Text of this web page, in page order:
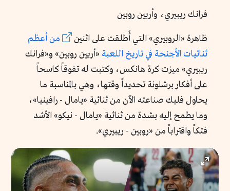
فرانك ريبيري، وأريين روبين
ظاهرة «الروبيري» التي أُطلقت على اثنين
من أعظم
ثنائيات الأجنحة في تاريخ اللعبة «أريين روبين» و«فرانك
ريبيري» ميزت كرة هانكس، وكتبت له تفوقاً كاسحاً
على أفكار برشلونة تحديداً وقتها، وهي بالمناسبة ما
يحاول فليك صناعته الآن من ثنائية «يامال - رافينيا»،
وما يطمح إليه بشدة من ثنائية «يامال - نيكو» الأشد
فتكاً واقتراباً من «روبين - ريبيري».
Enter